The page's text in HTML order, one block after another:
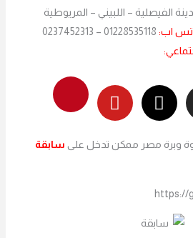
اب:
X
-
t
w
t
r
Y
o
u
t
u
P
e
وبرة مصر ممكن تدخل على سابقة